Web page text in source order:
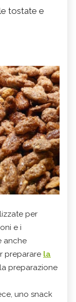
tostate e
per
e i
anche
preparare la
preparazione
uno snack